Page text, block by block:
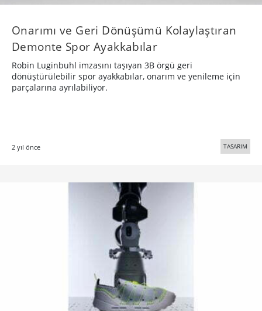
Onarımı ve Geri Dönüşümü Kolaylaştıran
Demonte Spor Ayakkabılar
Robin Luginbuhl imzasını taşıyan 3B örgü geri
dönüştürülebilir spor ayakkabılar, onarım ve yenileme için
parçalarına ayrılabiliyor.
2 yıl önce TASARIM